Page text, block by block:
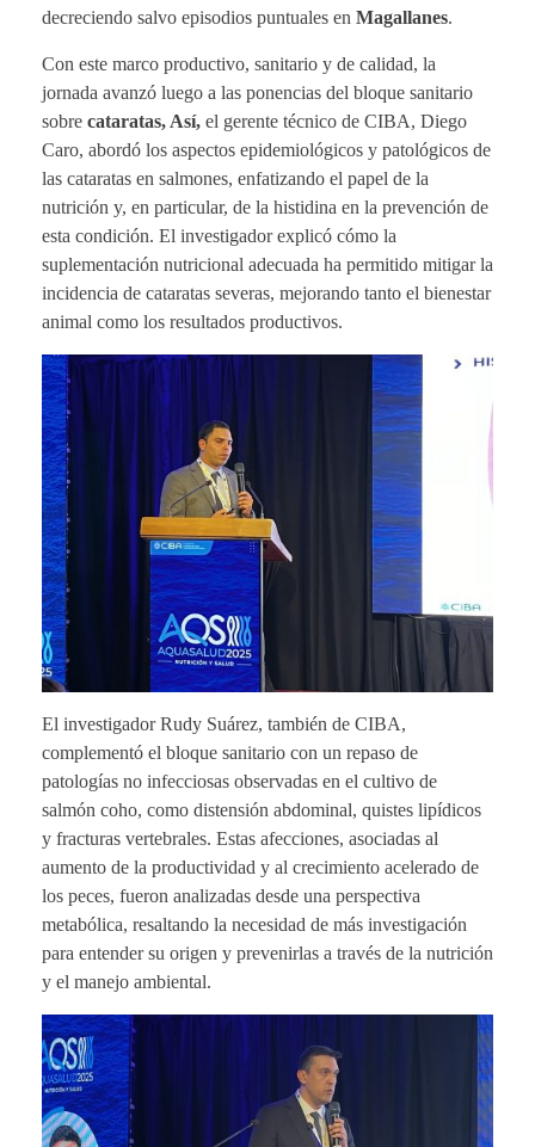
decreciendo salvo episodios puntuales en Magallanes.
Con este marco productivo, sanitario y de calidad, la
jornada avanzó luego a las ponencias del bloque sanitario
sobre cataratas, Así, el gerente técnico de CIBA, Diego
Caro, abordó los aspectos epidemiológicos y patológicos de
las cataratas en salmones, enfatizando el papel de la
nutrición y, en particular, de la histidina en la prevención de
esta condición. El investigador explicó cómo la
suplementación nutricional adecuada ha permitido mitigar la
incidencia de cataratas severas, mejorando tanto el bienestar
animal como los resultados productivos.
El investigador Rudy Suárez, también de CIBA,
complementó el bloque sanitario con un repaso de
patologías no infecciosas observadas en el cultivo de
salmón coho, como distensión abdominal, quistes lipídicos
y fracturas vertebrales. Estas afecciones, asociadas al
aumento de la productividad y al crecimiento acelerado de
los peces, fueron analizadas desde una perspectiva
metabólica, resaltando la necesidad de más investigación
para entender su origen y prevenirlas a través de la nutrición
y el manejo ambiental.